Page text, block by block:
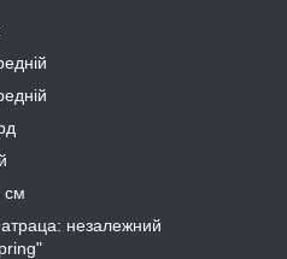
см
незалежний